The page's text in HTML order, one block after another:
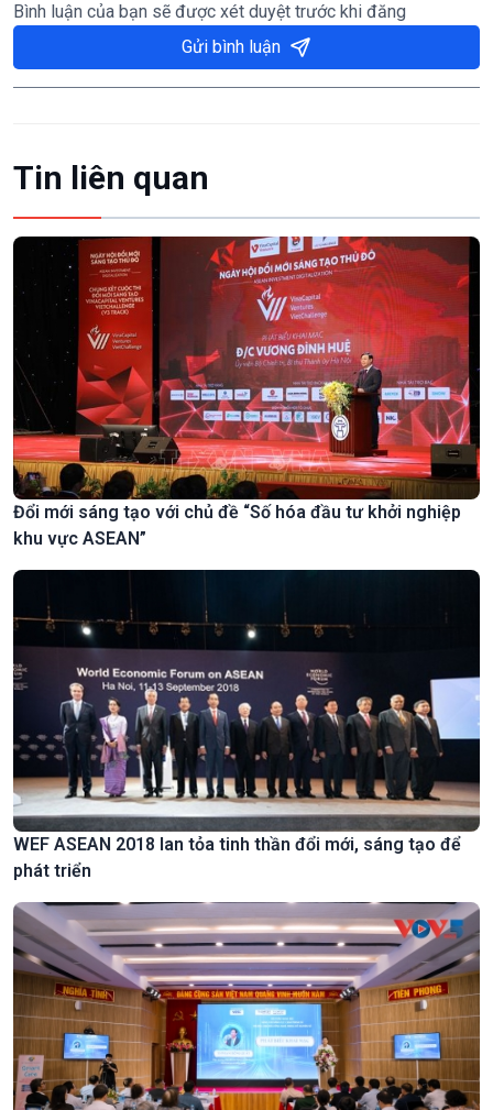
Bình luận của bạn sẽ được xét duyệt trước khi đăng
Gửi bình luận
Tin liên quan
Đổi mới sáng tạo với chủ đề “Số hóa đầu tư khởi nghiệp
khu vực ASEAN”
WEF ASEAN 2018 lan tỏa tinh thần đổi mới, sáng tạo để
phát triển